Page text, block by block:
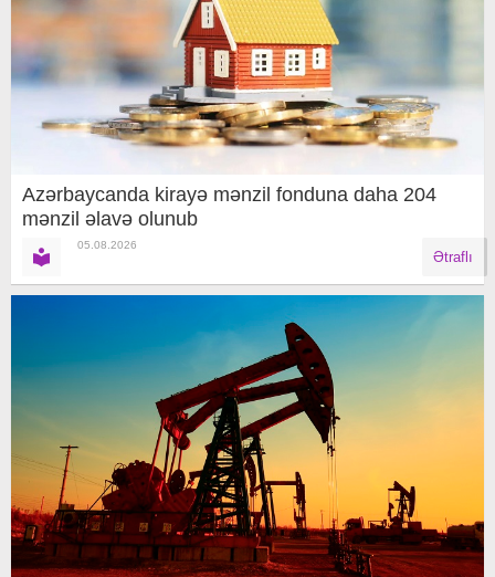
Azərbaycanda kirayə mənzil fonduna daha 204
mənzil əlavə olunub
05.08.2026
Ətraflı